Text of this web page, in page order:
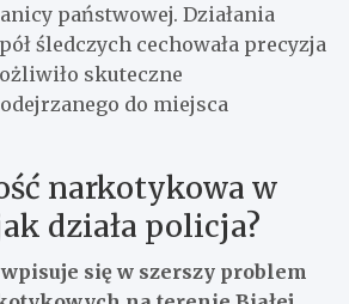
państwowej. Działania
śledczych cechowała precyzja
skuteczne
do miejsca
narkotykowa w
działa policja?
się w szerszy problem